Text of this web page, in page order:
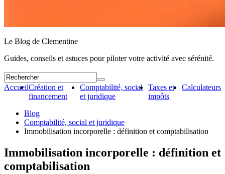
Le Blog de Clementine
Guides, conseils et astuces pour piloter votre activité avec sérénité.
AccueilCréation et
financement
Comptabilité, social
et juridique
Taxes et
impôts
Calculateurs
Blog
Comptabilité, social et juridique
Immobilisation incorporelle : définition et comptabilisation
Immobilisation incorporelle : définition et
comptabilisation